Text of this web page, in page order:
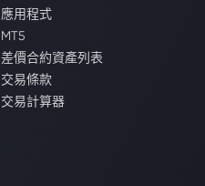
應用程式
MT5
差價合約資產列表
交易條款
交易計算器